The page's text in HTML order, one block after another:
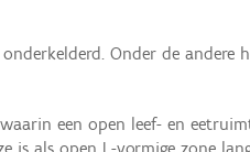
Onder de andere
een open leef- en